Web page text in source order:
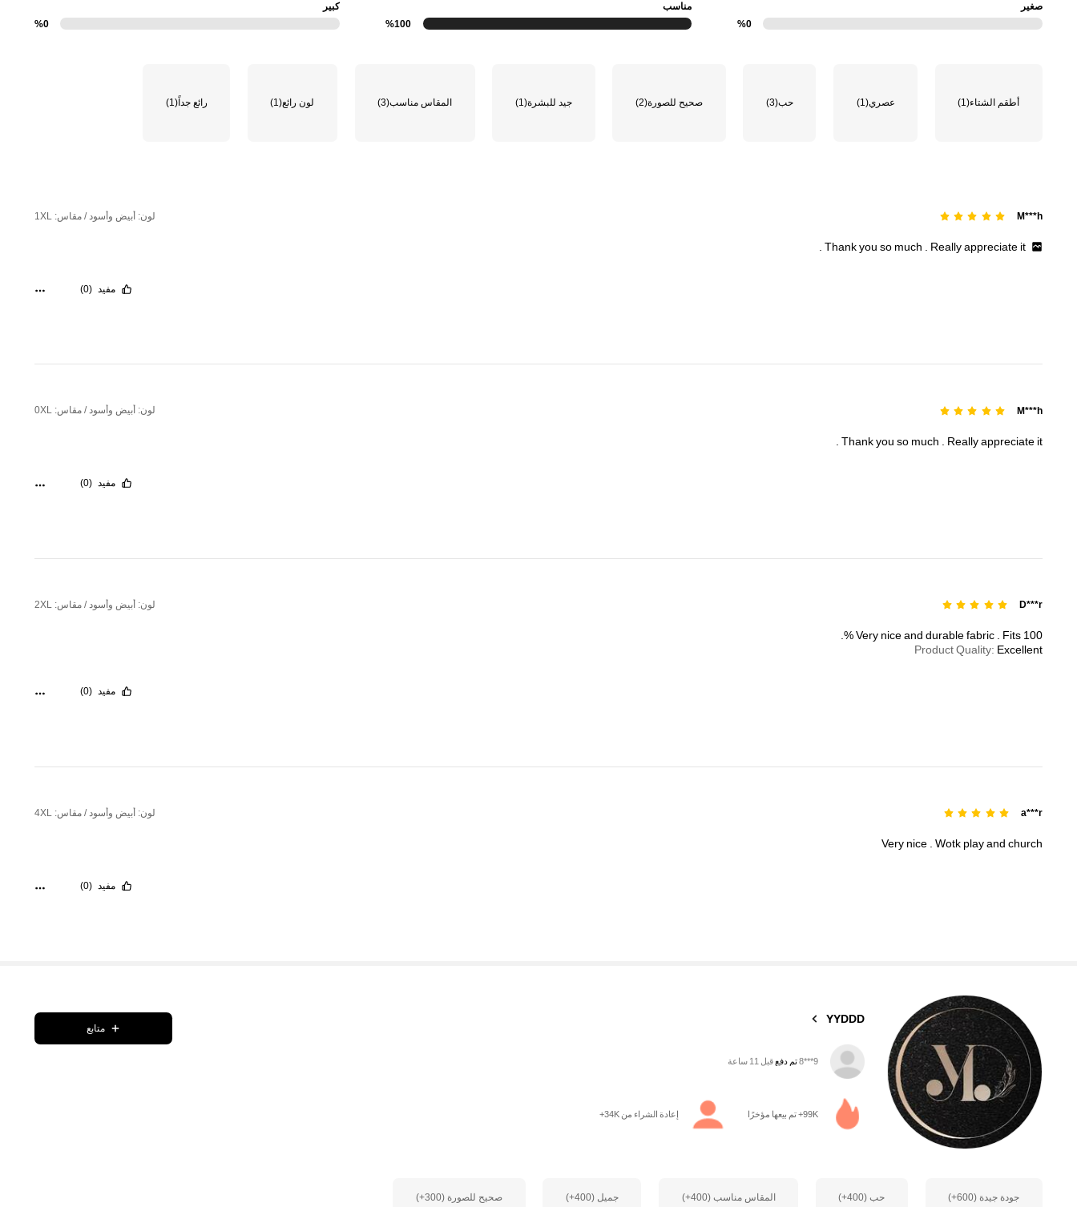
صغير
%0
مناسب
%100
كبير
%0
أطقم الشتاء(1) عصري(1) حب(3) صحيح للصورة(2) جيد للبشرة(1) المقاس مناسب(3) لون رائع(1) رائع جداً(1)
M***h لون: أبيض وأسود / مقاس: 1XL
Thankyou so much . Reallyappreciate it
.
مفيد (0)
M***h لون: أبيض وأسود / مقاس: 0XL
Thankyou so much Reallyappreciate it
مفيد (0)
D***r لون: أبيض وأسود / مقاس: 2XL
Very niceand durablefabric Fits 100
%.
Product Quality: Excellent
مفيد (0)
a***r لون: أبيض وأسود / مقاس: 4XL
Very nice . Wotk playand church
مفيد (0)
YYDDD
a***oتمت متابعة قبل 3 ساعة
5.1K متابعون
متابع
99K+ تم بيعها مؤخرًا إعادة الشراء من 34K+
جودة جيدة (600+) حب (400+) المقاس مناسب (400+) جميل (400+) صحيح للصورة (300+)